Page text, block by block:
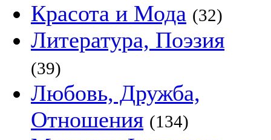
Красота и Мода (32)
Литература, Поэзия
(39)
Любовь, Дружба,
Отношения (134)